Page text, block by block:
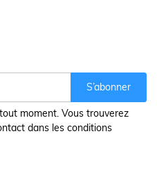
S’abonner
moment. Vous trouverez
dans les conditions